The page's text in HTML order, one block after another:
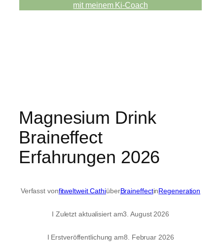
mit meinem Ki-Coach
Magnesium Drink
Braineffect
Erfahrungen 2026
Verfasst vonfitweltweit CathiüberBraineffectinRegeneration
I Zuletzt aktualisiert am3. August 2026
I Erstveröffentlichung am8. Februar 2026